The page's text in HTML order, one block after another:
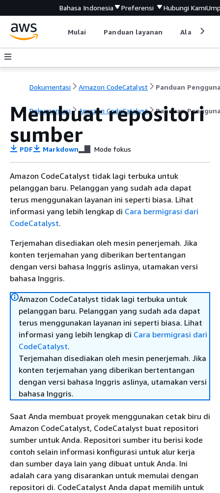
Bahasa Indonesia Preferensi Hubungi Kami
Mulai Panduan layanan Alat
Dokumentasi Amazon CodeCatalyst Panduan
Dokumentasi Amazon CodeCatalyst Panduan
Membuat repositori
sumber
PDF Markdown Mode fokus
Amazon CodeCatalyst tidak lagi terbuka untuk
pelanggan baru. Pelanggan yang sudah ada dapat
terus menggunakan layanan ini seperti biasa. Lihat
informasi yang lebih lengkap di Cara bermigrasi dari
CodeCatalyst.
Terjemahan disediakan oleh mesin penerjemah. Jika
konten terjemahan yang diberikan bertentangan
dengan versi bahasa Inggris aslinya, utamakan versi
bahasa Inggris.
Amazon CodeCatalyst tidak lagi terbuka untuk
pelanggan baru. Pelanggan yang sudah ada dapat
terus menggunakan layanan ini seperti biasa. Lihat
informasi yang lebih lengkap di Cara bermigrasi dari
CodeCatalyst.
Terjemahan disediakan oleh mesin penerjemah. Jika
konten terjemahan yang diberikan bertentangan
dengan versi bahasa Inggris aslinya, utamakan versi
bahasa Inggris.
Saat Anda membuat proyek menggunakan cetak biru di
Amazon CodeCatalyst, CodeCatalyst buat repositori
sumber untuk Anda. Repositori sumber itu berisi kode
contoh selain informasi konfigurasi untuk alur kerja
dan sumber daya lain yang dibuat untuk Anda. Ini
adalah cara yang disarankan untuk memulai dengan
repositori di. CodeCatalyst Anda dapat memilih untuk